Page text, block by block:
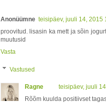
Anonüümne teisipäev, juuli 14, 2015
proovitud. lisasin ka mett ja sõin
muutusid
Vasta
Vastused
Ragne
teisipäev, juuli
Rõõm kuulda positiivset